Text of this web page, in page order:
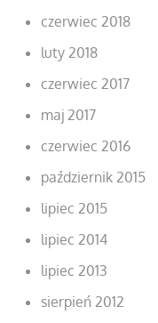
czerwiec 2018
luty 2018
czerwiec 2017
maj 2017
czerwiec 2016
październik 2015
lipiec 2015
lipiec 2014
lipiec 2013
sierpień 2012